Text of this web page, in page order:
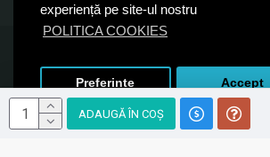
experiență pe site-ul nostru
POLITICA COOKIES
Preferinte Accept
ADAUGĂ ÎN COŞ
© 2019, Papir.ro, Toate drepturile rezervate